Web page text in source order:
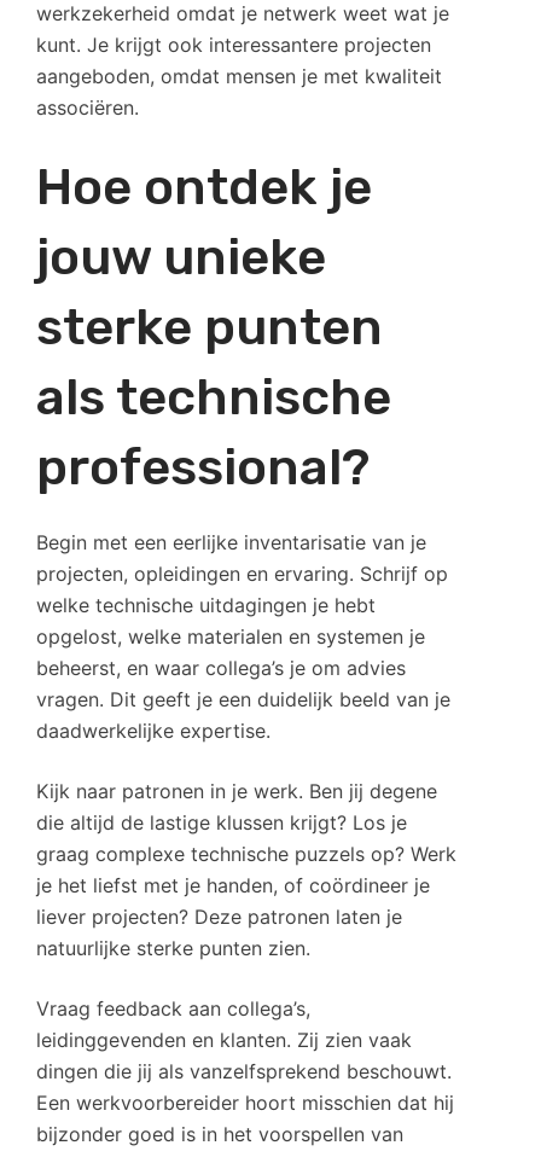
werkzekerheid omdat je netwerk weet wat je
kunt. Je krijgt ook interessantere projecten
aangeboden, omdat mensen je met kwaliteit
associëren.
Hoe ontdek je
jouw unieke
sterke punten
als technische
professional?
Begin met een eerlijke inventarisatie van je
projecten, opleidingen en ervaring. Schrijf op
welke technische uitdagingen je hebt
opgelost, welke materialen en systemen je
beheerst, en waar collega’s je om advies
vragen. Dit geeft je een duidelijk beeld van je
daadwerkelijke expertise.
Kijk naar patronen in je werk. Ben jij degene
die altijd de lastige klussen krijgt? Los je
graag complexe technische puzzels op? Werk
je het liefst met je handen, of coördineer je
liever projecten? Deze patronen laten je
natuurlijke sterke punten zien.
Vraag feedback aan collega’s,
leidinggevenden en klanten. Zij zien vaak
dingen die jij als vanzelfsprekend beschouwt.
Een werkvoorbereider hoort misschien dat hij
bijzonder goed is in het voorspellen van